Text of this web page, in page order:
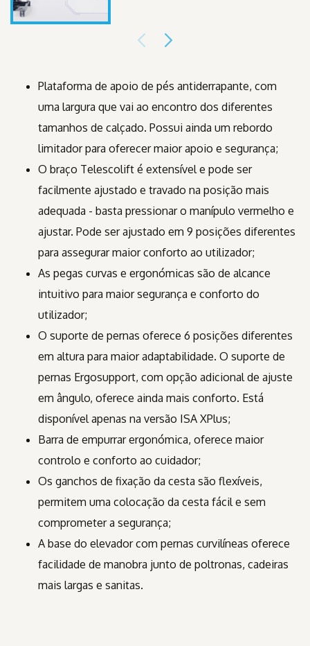
Plataforma de apoio de pés antiderrapante, com
uma largura que vai ao encontro dos diferentes
tamanhos de calçado. Possui ainda um rebordo
limitador para oferecer maior apoio e segurança;
O braço Telescolift é extensível e pode ser
facilmente ajustado e travado na posição mais
adequada - basta pressionar o manípulo vermelho e
ajustar. Pode ser ajustado em 9 posições diferentes
para assegurar maior conforto ao utilizador;
As pegas curvas e ergonómicas são de alcance
intuitivo para maior segurança e conforto do
utilizador;
O suporte de pernas oferece 6 posições diferentes
em altura para maior adaptabilidade. O suporte de
pernas Ergosupport, com opção adicional de ajuste
em ângulo, oferece ainda mais conforto. Está
disponível apenas na versão ISA XPlus;
Barra de empurrar ergonómica, oferece maior
controlo e conforto ao cuidador;
Os ganchos de fixação da cesta são flexíveis,
permitem uma colocação da cesta fácil e sem
comprometer a segurança;
A base do elevador com pernas curvilíneas oferece
facilidade de manobra junto de poltronas, cadeiras
mais largas e sanitas.